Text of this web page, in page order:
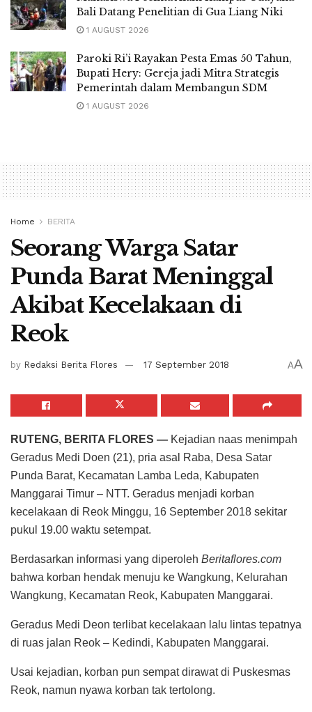
Bali Datang Penelitian di Gua Liang Niki
1 AUGUST 2026
Paroki Ri’i Rayakan Pesta Emas 50 Tahun,
Bupati Hery: Gereja jadi Mitra Strategis
Pemerintah dalam Membangun SDM
1 AUGUST 2026
Home BERITA
Seorang Warga Satar
Punda Barat Meninggal
Akibat Kecelakaan di
Reok
by Redaksi Berita Flores 17 September 2018 AA
RUTENG, BERITA FLORES — Kejadian naas menimpah
Geradus Medi Doen (21), pria asal Raba, Desa Satar
Punda Barat, Kecamatan Lamba Leda, Kabupaten
Manggarai Timur – NTT. Geradus menjadi korban
kecelakaan di Reok Minggu, 16 September 2018 sekitar
pukul 19.00 waktu setempat.
Berdasarkan informasi yang diperoleh Beritaflores.com
bahwa korban hendak menuju ke Wangkung, Kelurahan
Wangkung, Kecamatan Reok, Kabupaten Manggarai.
Geradus Medi Deon terlibat kecelakaan lalu lintas tepatnya
di ruas jalan Reok – Kedindi, Kabupaten Manggarai.
Usai kejadian, korban pun sempat dirawat di Puskesmas
Reok, namun nyawa korban tak tertolong.